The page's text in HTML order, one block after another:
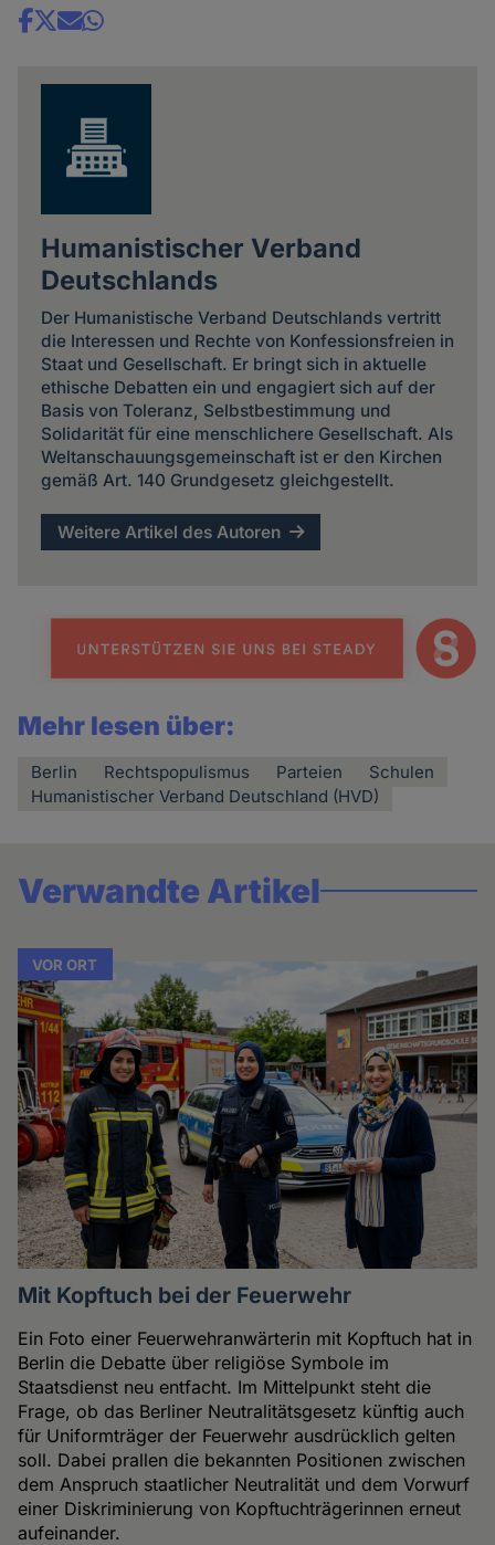
Share
Humanistischer Verband
Deutschlands
Der Humanistische Verband Deutschlands vertritt
die Interessen und Rechte von Konfessionsfreien in
Staat und Gesellschaft. Er bringt sich in aktuelle
ethische Debatten ein und engagiert sich auf der
Basis von Toleranz, Selbstbestimmung und
Solidarität für eine menschlichere Gesellschaft. Als
Weltanschauungsgemeinschaft ist er den Kirchen
gemäß Art. 140 Grundgesetz gleichgestellt.
Weitere Artikel des Autoren
Mehr lesen über:
Berlin Rechtspopulismus Parteien
Schulen
Humanistischer Verband Deutschland (HVD)
Verwandte Artikel
VOR ORT
Mit Kopftuch bei der Feuerwehr
Ein Foto einer Feuerwehranwärterin mit Kopftuch hat in
Berlin die Debatte über religiöse Symbole im
Staatsdienst neu entfacht. Im Mittelpunkt steht die
Frage, ob das Berliner Neutralitätsgesetz künftig auch
für Uniformträger der Feuerwehr ausdrücklich gelten
soll. Dabei prallen die bekannten Positionen zwischen
dem Anspruch staatlicher Neutralität und dem Vorwurf
einer Diskriminierung von Kopftuchträgerinnen erneut
aufeinander.